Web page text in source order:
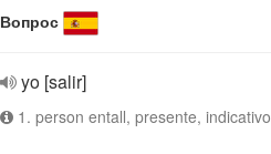
Вопрос
yo [salir]
1. person entall, presente, indicativo